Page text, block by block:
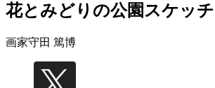
花とみどりの公園スケッチ
画家守田 篤博